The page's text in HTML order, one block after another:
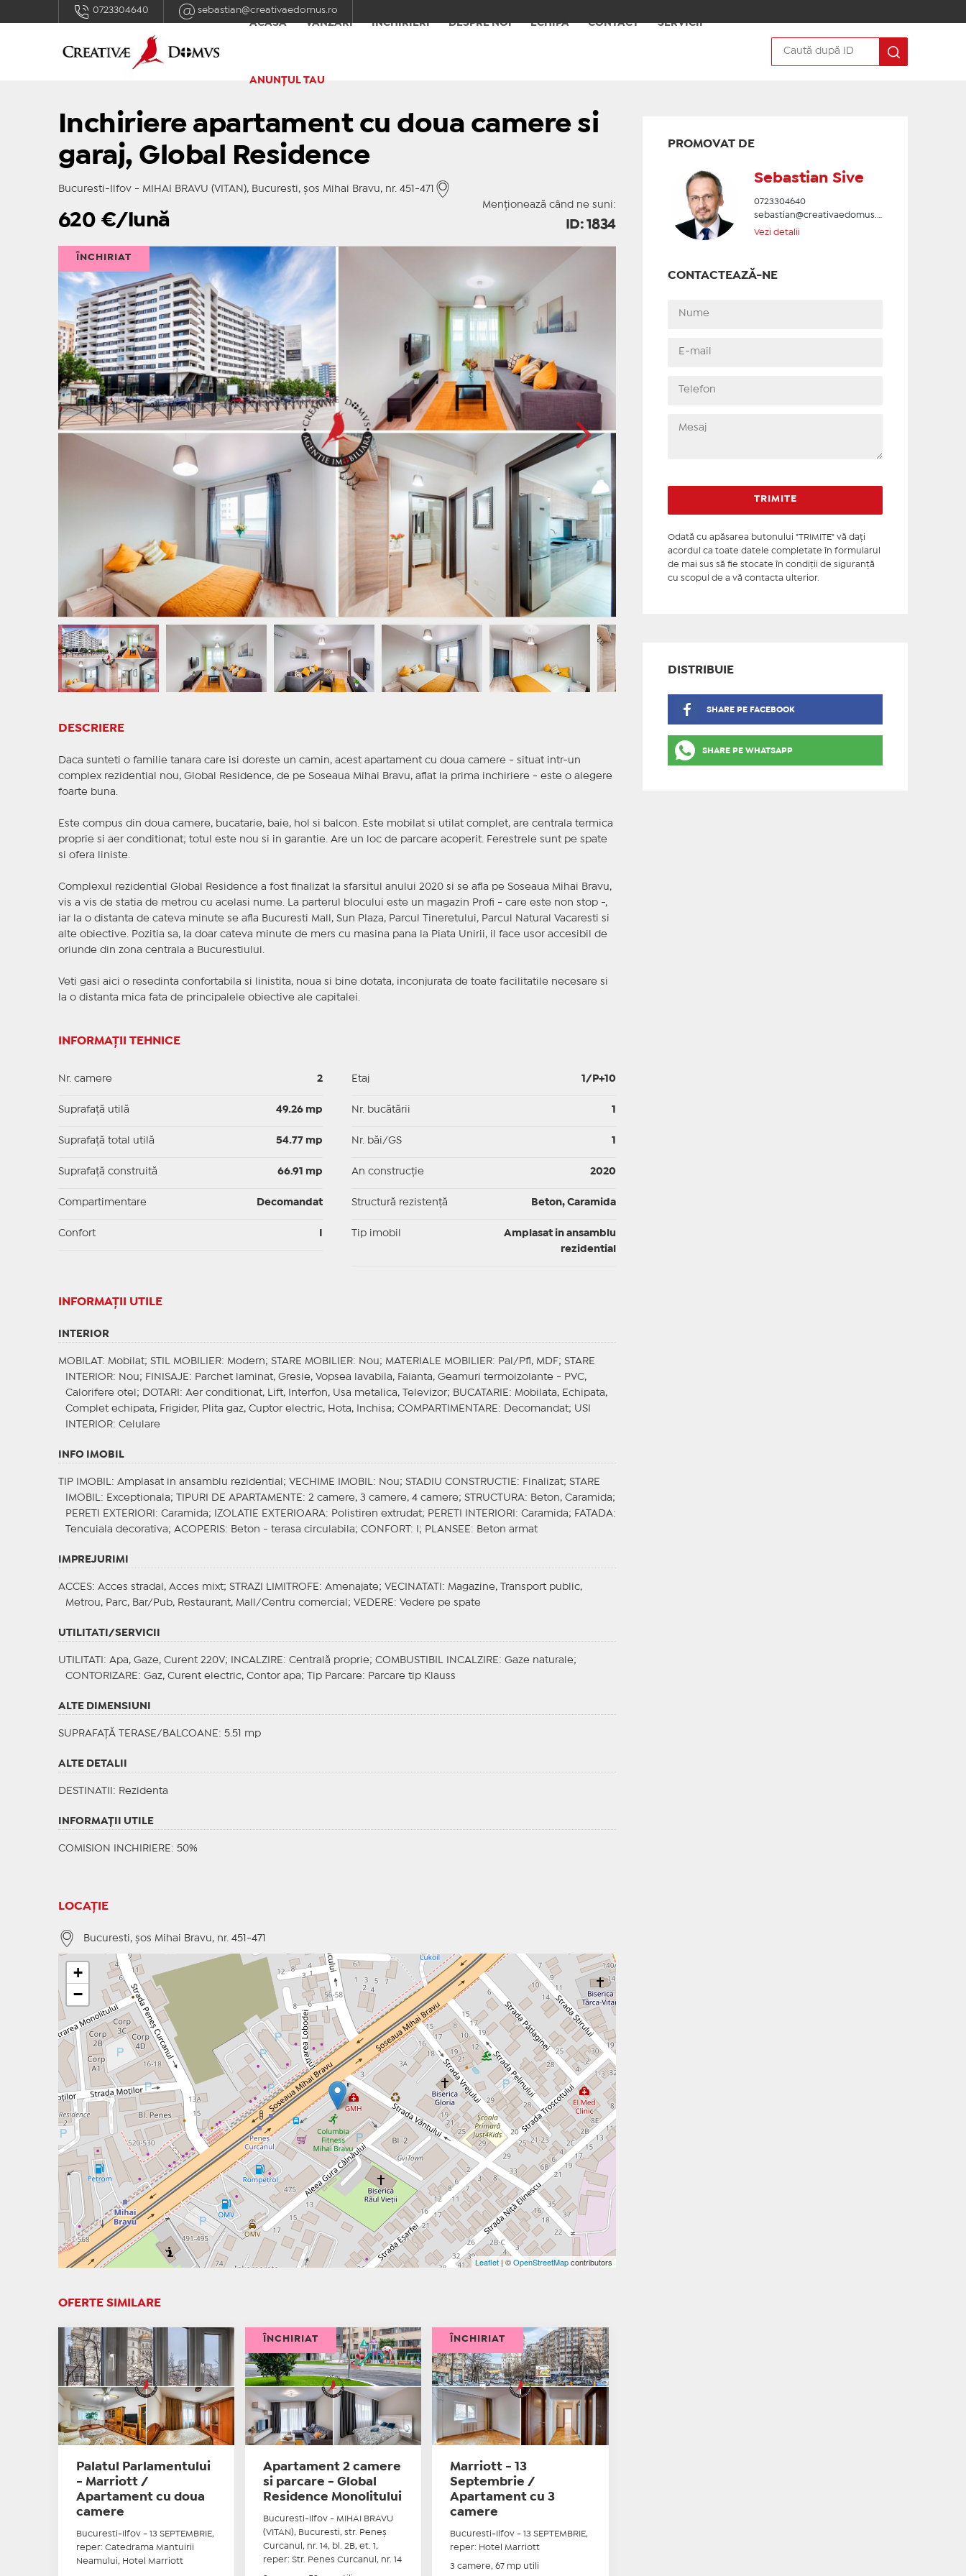
0723304640
sebastian@creativaedomus.ro
ACASĂ
VÂNZĂRI ÎNCHIRIERI DESPRE NOI ECHIPA CONTACT SERVICII
ANUNȚUL TAU
Inchiriere apartament cu doua camere si
garaj, Global Residence
Bucuresti-Ilfov - MIHAI BRAVU (VITAN), Bucuresti, șos Mihai Bravu, nr. 451-471
Menționează când ne suni:
620 €/lună ID: 1834
ÎNCHIRIAT
DESCRIERE
Daca sunteti o familie tanara care isi doreste un camin, acest apartament cu doua camere - situat intr-un
complex rezidential nou, Global Residence, de pe Soseaua Mihai Bravu, aflat la prima inchiriere - este o alegere
foarte buna.
Este compus din doua camere, bucatarie, baie, hol si balcon. Este mobilat si utilat complet, are centrala termica
proprie si aer conditionat; totul este nou si in garantie. Are un loc de parcare acoperit. Ferestrele sunt pe spate
si ofera liniste.
Complexul rezidential Global Residence a fost finalizat la sfarsitul anului 2020 si se afla pe Soseaua Mihai Bravu,
vis a vis de statia de metrou cu acelasi nume. La parterul blocului este un magazin Profi - care este non stop -,
iar la o distanta de cateva minute se afla Bucuresti Mall, Sun Plaza, Parcul Tineretului, Parcul Natural Vacaresti si
alte obiective. Pozitia sa, la doar cateva minute de mers cu masina pana la Piata Unirii, il face usor accesibil de
oriunde din zona centrala a Bucurestiului.
Veti gasi aici o resedinta confortabila si linistita, noua si bine dotata, inconjurata de toate facilitatile necesare si
la o distanta mica fata de principalele obiective ale capitalei.
INFORMAȚII TEHNICE
Nr. camere 2
Suprafaţă utilă 49.26 mp
Suprafaţă total utilă 54.77 mp
Suprafaţă construită 66.91 mp
Compartimentare Decomandat
Confort
Etaj 1/P+10
Nr. bucătării
Nr. băi/GS
An construcție 2020
Structură rezistență Beton, Caramida
Tip imobil
Amplasat in ansamblu
rezidential
INFORMAŢII UTILE
INTERIOR
MOBILAT : Mobilat; STIL MOBILIER: Modern; STARE MOBILIER: Nou; MATERIALE MOBILIER: Pal/Pfl, MDF; STARE
INTERIOR: Nou; FINISAJE : Parchet laminat, Gresie, Vopsea lavabila, Faianta, Geamuri termoizolante - PVC,
Calorifere otel;
DOTARI : Aer conditionat, Lift, Interfon, Usa metalica, Televizor; BUCATARIE : Mobilata, Echipata,
Complet echipata, Frigider, Plita gaz, Cuptor electric, Hota, Inchisa; COMPARTIMENTARE : Decomandat; USI
INTERIOR: Celulare
INFO IMOBIL
TIP IMOBIL : Amplasat in ansamblu rezidential; VECHIME IMOBIL : Nou; STADIU CONSTRUCTIE : Finalizat; STARE
IMOBIL
: Exceptionala; TIPURI DE APARTAMENTE : 2 camere, 3 camere, 4 camere; STRUCTURA: Beton, Caramida;
PERETI EXTERIORI : Caramida; IZOLATIE EXTERIOARA: Polistiren extrudat; PERETI INTERIORI : Caramida; FATADA:
Tencuiala decorativa; ACOPERIS: Beton - terasa circulabila; CONFORT : I; PLANSEE : Beton armat
IMPREJURIMI
ACCES: Acces stradal, Acces mixt; STRAZI LIMITROFE : Amenajate; VECINATATI
: Magazine, Transport public,
Metrou, Parc, Bar/Pub, Restaurant, Mall/Centru comercial; VEDERE : Vedere pe spate
UTILITATI/SERVICII
UTILITATI : Apa, Gaze, Curent 220V; INCALZIRE : Centrală proprie; COMBUSTIBIL INCALZIRE : Gaze naturale;
CONTORIZARE : Gaz, Curent electric, Contor apa; Tip Parcare: Parcare tip Klauss
ALTE DIMENSIUNI
SUPRAFAȚĂ TERASE/BALCOANE: 5.51 mp
ALTE DETALII
DESTINATII : Rezidenta
INFORMAŢII UTILE
COMISION INCHIRIERE: 50%
LOCAȚIE
Bucuresti, șos Mihai Bravu, nr. 451-471
+
−
Leaflet| ©OpenStreetMapcontributors
PROMOVAT DE
Sebastian Sive
0723304640
Vezi detalii
CONTACTEAZĂ-NE
Odată cu apăsarea butonului "TRIMITE" vă daţi
acordul ca toate datele completate în formularul
de mai sus să fie stocate în condiţii de siguranţă
cu scopul de a vă contacta ulterior.
DISTRIBUIE
SHARE PE FACEBOOK
SHARE PE WHATSAPP
OFERTE SIMILARE
Palatul Parlamentului
- Marriott /
Apartament cu doua
camere
Bucuresti-Ilfov - 13 SEPTEMBRIE,
reper: Catedrama Mantuirii
Neamului, Hotel Marriott
Apartament 2 camere
si parcare - Global
Residence Monolitului
Bucuresti-Ilfov - MIHAI BRAVU
(VITAN), Bucuresti, str. Peneş
Curcanul, nr. 14, bl. 2B, et. 1,
reper: Str. Penes Curcanul, nr. 14
ÎNCHIRIAT
Marriott - 13
Septembrie /
Apartament cu 3
camere
Bucuresti-Ilfov - 13 SEPTEMBRIE,
reper: Hotel Marriott
3 camere, 67 mp utili
ÎNCHIRIAT